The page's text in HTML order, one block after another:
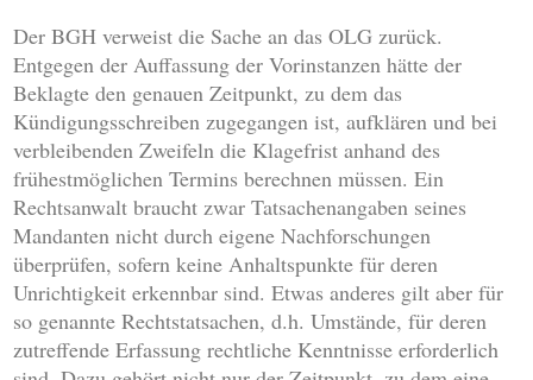
Der BGH verweist die Sache an das OLG zurück.
Entgegen der Auffassung der Vorinstanzen hätte der
Beklagte den genauen Zeitpunkt, zu dem das
Kündigungsschreiben zugegangen ist, aufklären und bei
verbleibenden Zweifeln die Klagefrist anhand des
frühestmöglichen Termins berechnen müssen. Ein
Rechtsanwalt braucht zwar Tatsachenangaben seines
Mandanten nicht durch eigene Nachforschungen
überprüfen, sofern keine Anhaltspunkte für deren
Unrichtigkeit erkennbar sind. Etwas anderes gilt aber für
so genannte Rechtstatsachen, d.h. Umstände, für deren
zutreffende Erfassung rechtliche Kenntnisse erforderlich